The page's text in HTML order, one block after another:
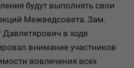
будут выполнять свои
Межведсовета. Зам.
в ходе
внимание участников
вовлечения всех